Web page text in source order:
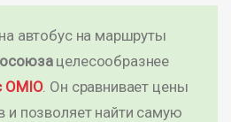
автобус на маршруты
целесообразнее
OMIO. Он сравнивает цены
и позволяет найти самую